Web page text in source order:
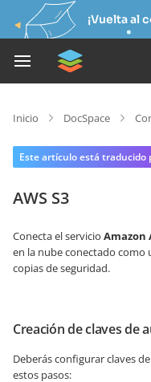
¡Vuelta al
Inicio DocSpace
Este artículo está traducido
AWS S3
Conecta el servicio Amazon
en la nube conectado como
copias de seguridad.
Creación de claves de
Deberás configurar claves
estos pasos: